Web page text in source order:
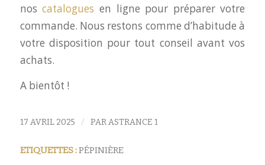
noscatalogues en ligne pour préparer votre
commande. Nous restons comme d’habitude à
votre disposition pour tout conseil avant vos
achats.
A bientôt !
17 AVRIL 2025 / PARASTRANCE 1
ETIQUETTES :PÉPINIÈRE